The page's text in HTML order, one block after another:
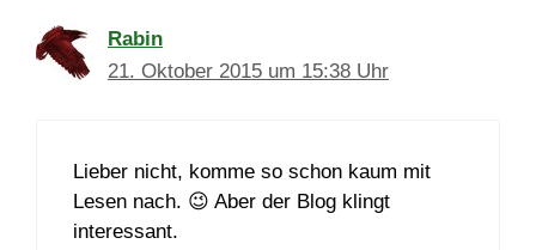
Rabin
21. Oktober 2015 um 15:38 Uhr
Lieber nicht, komme so schon kaum mit
Lesen nach. 😉 Aber der Blog klingt
interessant.